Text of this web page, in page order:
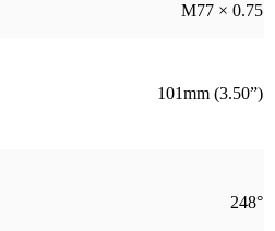
M77 × 0.75
101mm (3.50”)
248°